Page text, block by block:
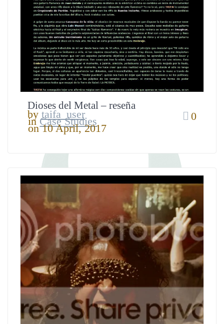
Dioses del Metal – reseña
by taifa_user
in Case Studies
on 10 April, 2017
0